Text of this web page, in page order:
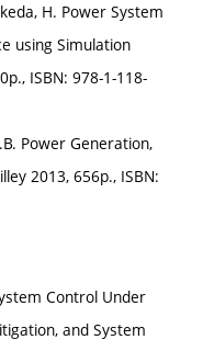
H. Power System
using Simulation
ISBN: 978-1-118-
Power Generation,
2013, 656p., ISBN:
Control Under
and System